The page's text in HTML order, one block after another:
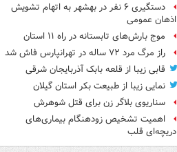
دستگیری ۶ نفر در بهشهر به اتهام تشویش
اذهان عمومی
موج بارش‌های تابستانه در راه ۱۱ استان
راز مرگ مرد ۷۲ ساله در تهرانپارس فاش شد
قابی زیبا از قلعه بابک آذربایجان شرقی
نمایی زیبا از طبیعت بکر استان گیلان
سناریوی بلاگر زن برای قتل شوهرش
اهمیت تشخیص زودهنگام بیماری‌های
دریچه‌ای قلب